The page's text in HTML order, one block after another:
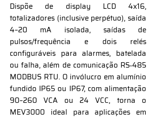
Dispõe de display LCD 4x16,
totalizadores (inclusive perpétuo), saída
4–20 mA isolada, saídas de
pulsos/frequência e dois relés
configuráveis para alarmes, batelada
ou falha, além de comunicação RS‑485
MODBUS RTU. O invólucro em alumínio
fundido IP65 ou IP67, com alimentação
90–260 VCA ou 24 VCC, torna o
MEV3000 ideal para aplicações em